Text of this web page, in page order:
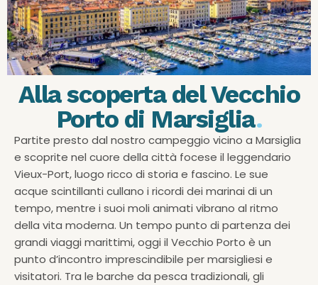
Alla scoperta del Vecchio
Porto di Marsiglia.
Partite presto dal nostro campeggio vicino a Marsiglia
e scoprite nel cuore della città focese il leggendario
Vieux-Port, luogo ricco di storia e fascino. Le sue
acque scintillanti cullano i ricordi dei marinai di un
tempo, mentre i suoi moli animati vibrano al ritmo
della vita moderna. Un tempo punto di partenza dei
grandi viaggi marittimi, oggi il Vecchio Porto è un
punto d’incontro imprescindibile per marsigliesi e
visitatori. Tra le barche da pesca tradizionali, gli